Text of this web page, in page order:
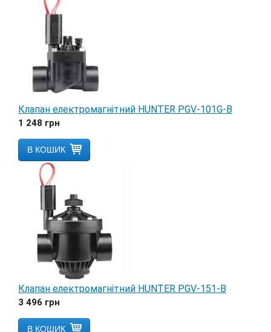
Клапан електромагнітний HUNTER PGV-101G-B
1 248 грн
В КОШИК
Клапан електромагнітний HUNTER PGV-151-B
3 496 грн
В КОШИК